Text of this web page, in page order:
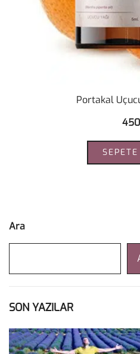
Portakal
450
Ara
SON YAZILAR